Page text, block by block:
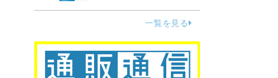
者調査 2025】
一覧を見る